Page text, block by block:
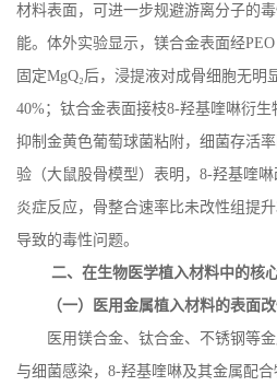
材料表面，可进一步规避游离分子的
能。体外实验显示，镁合金表面经PEO
固定MgQ₂后，浸提液对成骨细胞无明
40%；钛合金表面接枝8-羟基喹啉衍生
抑制金黄色葡萄球菌粘附，细菌存活
验（大鼠股骨模型）表明， 8-羟基喹啉
炎症反应，骨整合速率比未改性组提升
导致的毒性问题。
二、在生物医学植入材料中的核
（一）医用金属植入材料的表面
医用镁合金、钛合金、不锈钢等
与细菌感染， 8-羟基喹啉及其金属配